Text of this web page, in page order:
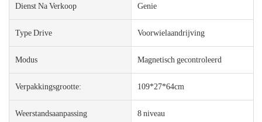
Dienst Na Verkoop Genie
Type Drive Voorwielaandrijving
Modus Magnetisch gecontroleerd
Verpakkingsgrootte: 109*27*64cm
Weerstandsaanpassing 8 niveau